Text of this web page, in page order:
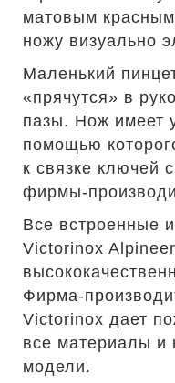
матовым
ножу визуально
Маленький
«прячутся» в
пазы. Нож имеет
помощью
к связке ключей
фирмы-
Все встроенные
Victorinox
Фирма-
Victorinox дает
все материалы и
модели.